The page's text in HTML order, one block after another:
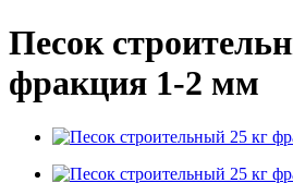
Песок
фракция 1-2 мм